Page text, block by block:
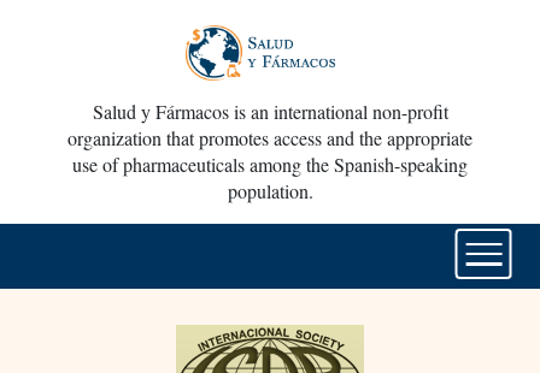
Salud y Fármacos is an international non-profit
organization that promotes access and the appropriate
use of pharmaceuticals among the Spanish-speaking
population.